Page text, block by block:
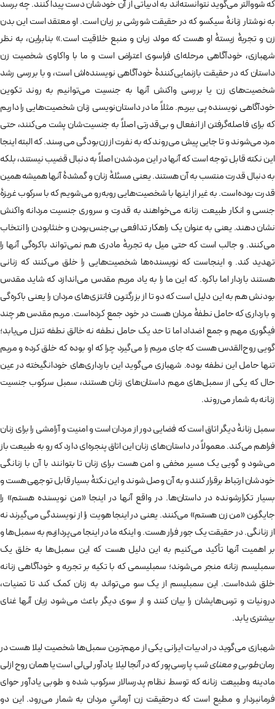
که شووالتر می‌گوید نتوانسته‌اند به ادبیاتی از آن خودشان دست پیدا کنند. چه برسد
به نوشتار زنانۀ سیکسو که در حقیقت شورشی بر زبان است. او معتقد است این بدن
زن و تجربۀ زیستۀ او هست که مولد زبان و منبع خلاقیت است.» بنابراین، به نظر
شهبازی، خودآگاهی مرحله‌ای فراسوی اعتراض است و ما با واکاوی شخصیت زن
داستان که در حقیقت بازنمایی‌کنندۀ خودآگاهی نویسنده‌اش است، و با بررسی رشد
شخصیت‌های زن یا بررسی واکنش آنها به جنسیت می‌توانیم به روند تکوین
خودآگاهی نویسنده پی ببریم. مثلاً ما در داستان‌نویسی زنان شخصیت‌هایی را داریم
که برای فاصله‌گرفتن از انفعال و بی‌قدرتی اصلاً به جنسیت‌شان پشت می‌کنند، حتی
مرد می‌شوند و تا جایی پیش می‌روند که به نفرت از زن‌بودگی می‌رسند. که البته اینجا
این نکته قابل توجه است که آنها در این مردشدن اصلاً به دنبال قضیب نیستند، بلکه
به دنبال قدرت منتسب به آن هستند. یعنی مسئلۀ زنان و گمشدۀ آنها همیشه همین
قدرت بوده‌است. به غیر از اینها با شخصیت‌هایی روبه‌رو می‌شویم که با سرکوب غریزۀ
جنسی و انکار طبیعت زنانه می‌خواهند به قدرت و سروری جنسیت مردانه واکنش
نشان دهند. یعنی به عنوان یک راهکار تدافعی بی‌جنس‌بودن و خنثابودن را انتخاب
می‌کنند. و جالب است که حتی میل به تجربۀ مادری هم نمی‌تواند باکره‌گی آنها را
تهدید کند. و اینجاست که نویسنده‌ها شخصیت‌هایی را خلق می‌کنند که زنانی
هستند باردار اما باکره. که این ما را به یاد مریم مقدس می‌اندازد که شاید مقدس
بودنش هم به این دلیل است که دو تا از بزرگترین فانتزی‌های مردان را یعنی باکره‌گی
و بارداری که حامل نطفۀ مردان هست در خود جمع کرده‌است. مریم مقدس هر چند
فیگوری مهم و جمع اضداد اما تا حد یک حامل نطفه نه خالق نطفه تنزل می‌یابد؛
گویی روح‌القدس هست که جای مریم را می‌گیرد چرا که او بوده که خلق کرده و مریم
تنها حامل این نطفه بوده. شهبازی می‌گوید این بارداری‌های خودانگیخته در عین
حال که یکی از سمبل‌های مهم داستان‌های زنان هستند، سمبل سرکوب جنسیت
زنانه به شمار می‌روند.
سمبل زنانۀ دیگر اتاق است که فضایی دور از مردان است و امنیت و آرامشی را برای زنان
فراهم می‌کند. معمولاً در داستان‌های زنان این اتاق پنجره‌ای دارد که رو به طبیعت باز
می‌شود و گویی یک مسیر مخفی و امن هست برای زنان تا بتوانند با آن با زنانگی
خودشان ارتباط برقرار کنند و به آن وصل شوند و این نکتۀ بسیار قابل توجهی هست و
بسیار تکرارشونده در داستان‌ها. در واقع آنها در اینجا «من نویسنده هستم» را
جایگزین «من زن هستم» می‌کنند. یعنی در اینجا هویت را از نویسندگی می‌گیرند نه
از زنانگی. در حقیقت یک جور فرار هست. و اینکه ما در اینجا می‌پردازیم به سمبل‌ها و
بر اهمیت آنها تأکید می‌کنیم به این دلیل هست که این سمبل‌ها به خلق یک
سمبلیسم زنانه منجر می‌شوند؛ سمبلیسمی که با تکیه بر تجربه و خودآگاهی زنانه
خلق شده‌است. این سمبلیسم از یک سو می‌تواند به زنان کمک کند تا تمنیات،
درونیات و ترس‌هایشان را بیان کنند و از سوی دیگر باعث می‌شود زبان آنها غنای
بیشتری یابد.
شهبازی می‌گوید در ادبیات ایرانی یکی از مهم‌ترین سمبل‌ها شخصیت لیلا هست در
رمانطوبی و معنای شبپارسی‌پور که در آنجا لیلا یادآور لی‌لی است یا همان روح ازلی
مادینه وطبیعت زنانه که توسط نظام پدرسالار سرکوب شده و طوبی یادآور حوای
فرمانبردار و مطیع است که درحقیقت زن آرمانیِ مردان به شمار می‌رود. این دو